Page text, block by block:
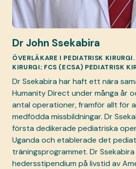
Dr John Ssekabira
ÖVERLÄKARE I PEDIATRISK
KIRURGI; FCS (ECSA) PEDIATRISK
Dr Ssekabira har haft ett nära
Humanity Direct under många år
antal operationer, framför allt för
medfödda missbildningar. Dr
första dedikerade pediatriska
Uganda och etablerade det
träningsprogrammet. Dr
hedersstipendium på livstid av